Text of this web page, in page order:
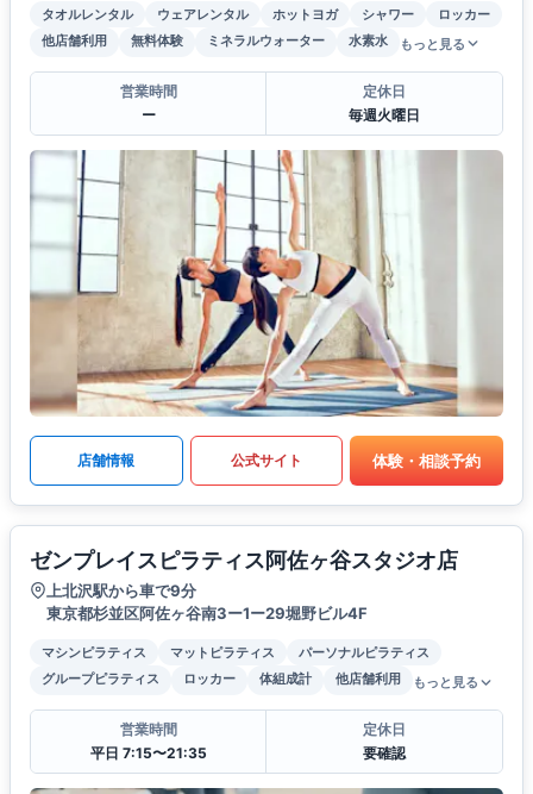
タオルレンタル ウェアレンタル ホットヨガ シャワー
ロッカー
他店舗利用
無料体験 ミネラルウォーター 水素水 もっと見る
営業時間
ー
定休日
毎週火曜日
店舗情報 公式サイト 体験・相談予約
ゼンプレイスピラティス阿佐ヶ谷スタジオ店
上北沢駅から車で9分
東京都杉並区阿佐ヶ谷南3ー1ー29堀野ビル4F
マシンピラティス マットピラティス
パーソナルピラティス
グループピラティス
ロッカー 体組成計 他店舗利用 もっと見る
営業時間
平日 7:15〜21:35
定休日
要確認